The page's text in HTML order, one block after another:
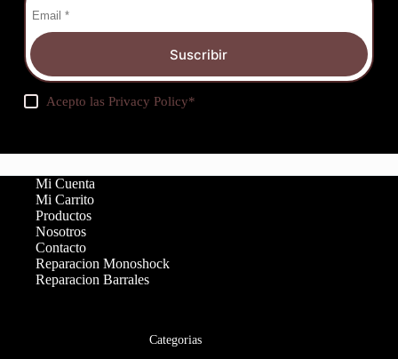
Suscribir
Acepto lasPrivacy Policy*
Mi Cuenta
Mi Carrito
Productos
Nosotros
Contacto
Reparacion Monoshock
Reparacion Barrales
Categorias